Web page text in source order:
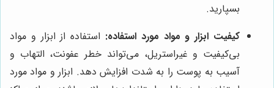
بسپارید.
کیفیت ابزار و مواد مورد استفاده: استفاده از ابزار و مواد
بی‌کیفیت و غیراستریل، می‌تواند خطر عفونت، التهاب و
آسیب به پوست را به شدت افزایش دهد. ابزار و مواد مورد